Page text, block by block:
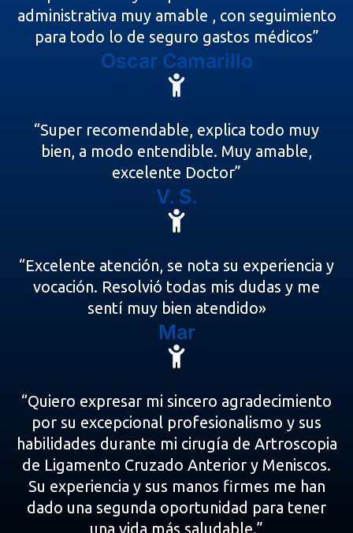
administrativa muy amable , con seguimiento
para todo lo de seguro gastos médicos”
Oscar Camarillo
“Super recomendable, explica todo muy
bien, a modo entendible. Muy amable,
excelente Doctor”
V. S.
“Excelente atención, se nota su experiencia y
vocación. Resolvió todas mis dudas y me
sentí muy bien atendido»
Mar
“Quiero expresar mi sincero agradecimiento
por su excepcional profesionalismo y sus
habilidades durante mi cirugía de Artroscopia
de Ligamento Cruzado Anterior y Meniscos.
Su experiencia y sus manos firmes me han
dado una segunda oportunidad para tener
una vida más saludable.”